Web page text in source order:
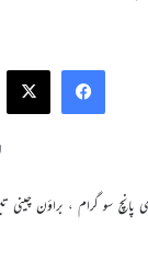
پانچ سو گرام ، براؤن